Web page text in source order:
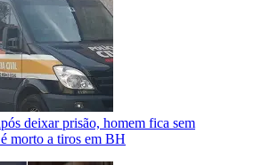
deixar prisão, homem fica sem
morto a tiros em BH